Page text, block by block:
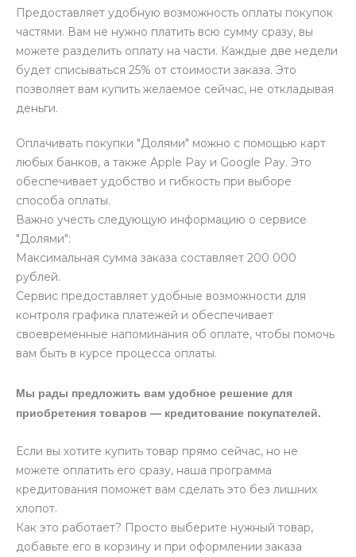
Предоставляет удобную возможность оплаты покупок
частями. Вам не нужно платить всю сумму сразу, вы
можете разделить оплату на части. Каждые две недели
будет списываться 25% от стоимости заказа. Это
позволяет вам купить желаемое сейчас, не откладывая
деньги.
Оплачивать покупки "Долями" можно с помощью карт
любых банков, а также Apple Pay и Google Pay. Это
обеспечивает удобство и гибкость при выборе
способа оплаты.
Важно учесть следующую информацию о сервисе
"Долями":
Максимальная сумма заказа составляет 200 000
рублей.
Сервис предоставляет удобные возможности для
контроля графика платежей и обеспечивает
своевременные напоминания об оплате, чтобы помочь
вам быть в курсе процесса оплаты.
Мы рады предложить вам удобное решение для
приобретения товаров — кредитование покупателей.
Если вы хотите купить товар прямо сейчас, но не
можете оплатить его сразу, наша программа
кредитования поможет вам сделать это без лишних
хлопот.
Как это работает? Просто выберите нужный товар,
добавьте его в корзину и при оформлении заказа